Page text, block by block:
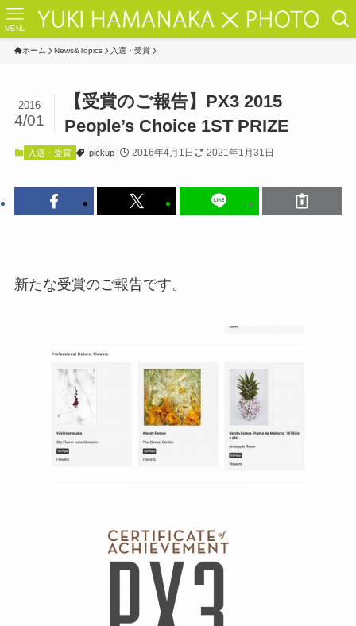
MENU
ホーム News&Topics 入選・受賞
【受賞のご報告】PX3 2015
People’s Choice 1ST PRIZE
2016
4/01
入選・受賞 pickup 2016年4月1日 2021年1月31日
新たな受賞のご報告です。